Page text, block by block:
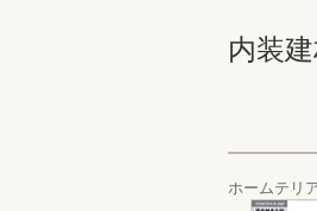
内装
ホームテリ